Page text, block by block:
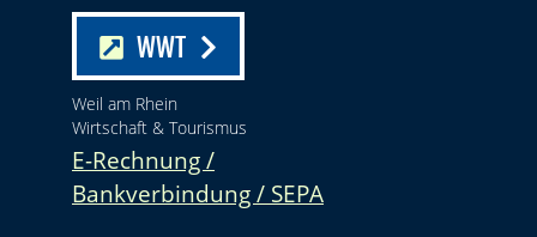
WWT
Weil am Rhein
Wirtschaft & Tourismus
E-Rechnung /
Bankverbindung / SEPA